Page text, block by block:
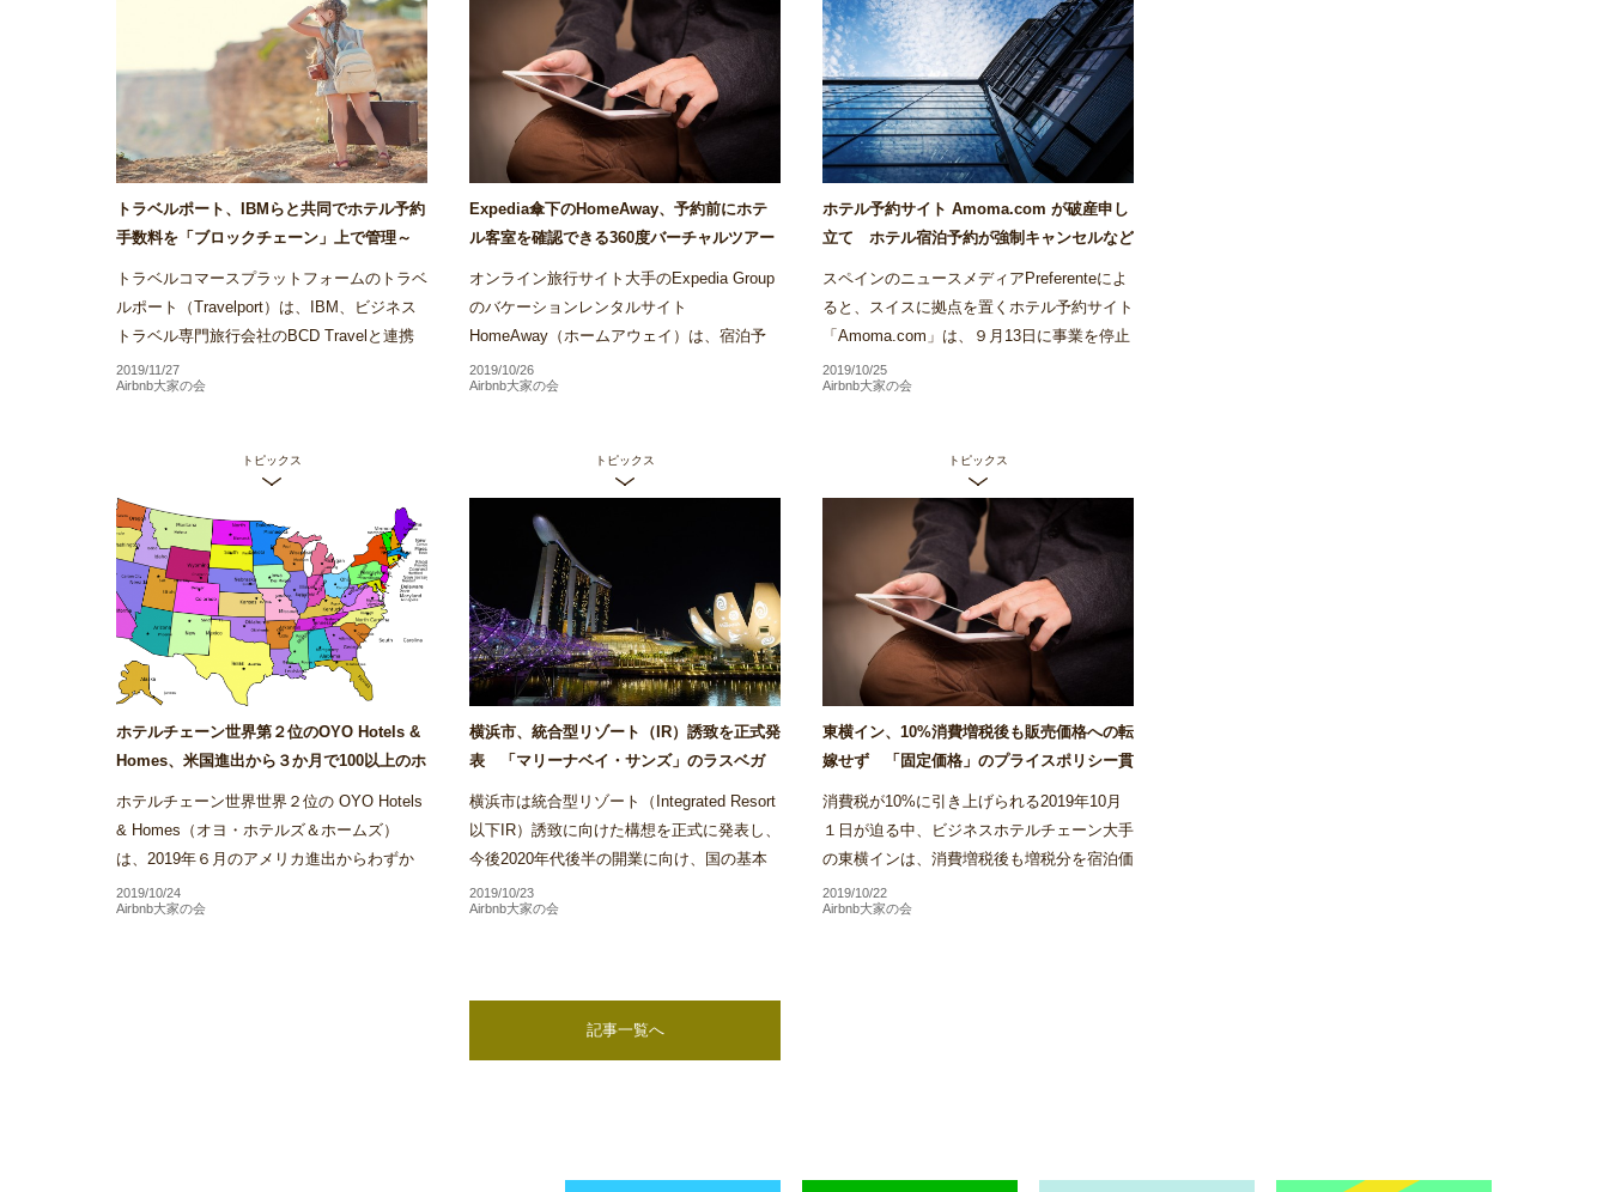
トラベルポート、IBMらと共同でホテル予約
手数料を「ブロックチェーン」上で管理～
トラベルコマースプラットフォームのトラベ
ルポート（Travelport）は、IBM、ビジネス
トラベル専門旅行会社のBCD Travelと連携
し、ブロックチェーンを活用したホテル予約
手数料の管理プラット...
2019/11/27
Airbnb大家の会
Expedia傘下のHomeAway、予約前にホテ
ル客室を確認できる360度バーチャルツアー
の運用をバリでローンチ～Airstair
オンライン旅行サイト大手のExpedia Group
のバケーションレンタルサイト
HomeAway（ホームアウェイ）は、宿泊予
約を行う前にホテル客室内を360度確認でき
るバーチャルツアーの運用をバリでス...
2019/10/26
Airbnb大家の会
ホテル予約サイト Amoma.com が破産申し
立て ホテル宿泊予約が強制キャンセルなど
スペインのニュースメディアPreferenteによ
ると、スイスに拠点を置くホテル予約サイト
「Amoma.com」は、９月13日に事業を停止
し破産申し立てを行ったことがわかった。
Amomaは、2013年に創業...
2019/10/25
Airbnb大家の会
トピックス
ホテルチェーン世界第２位のOYO Hotels &
Homes、米国進出から３か月で100以上のホ
テルを展開～Airstair
ホテルチェーン世界世界２位の OYO Hotels
& Homes（オヨ・ホテルズ＆ホームズ）
は、2019年６月のアメリカ進出からわずか
３か月で同社が展開するホテル施設数がアメ
リカ国内だけで100を...
2019/10/24
Airbnb大家の会
トピックス
横浜市、統合型リゾート（IR）誘致を正式発
表 「マリーナベイ・サンズ」のラスベガ
ス・サンズも参入意欲～Airstair
横浜市は統合型リゾート（Integrated Resort
以下IR）誘致に向けた構想を正式に発表し、
今後2020年代後半の開業に向け、国の基本
方針を受けた実施方針の策定やIR事業者決定
といった本格的な検...
2019/10/23
Airbnb大家の会
トピックス
東横イン、10%消費増税後も販売価格への転
嫁せず 「固定価格」のプライスポリシー貫
く方針～Airstair
消費税が10%に引き上げられる2019年10月
１日が迫る中、ビジネスホテルチェーン大手
の東横インは、消費増税後も増税分を宿泊価
格に上乗せする目的での料金改定は実施しな
い方針であることを明...
2019/10/22
Airbnb大家の会
記事一覧へ